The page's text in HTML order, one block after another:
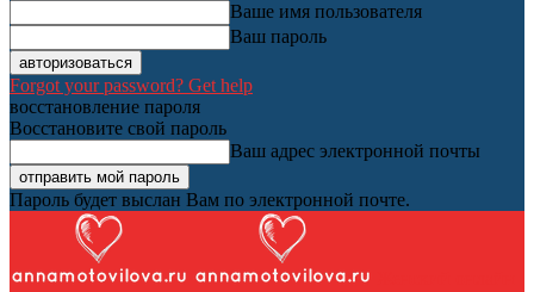
Ваше имя пользователя
Ваш пароль
Forgot your password? Get help
восстановление пароля
Восстановите свой пароль
Ваш адрес электронной почты
Пароль будет выслан Вам по электронной почте.